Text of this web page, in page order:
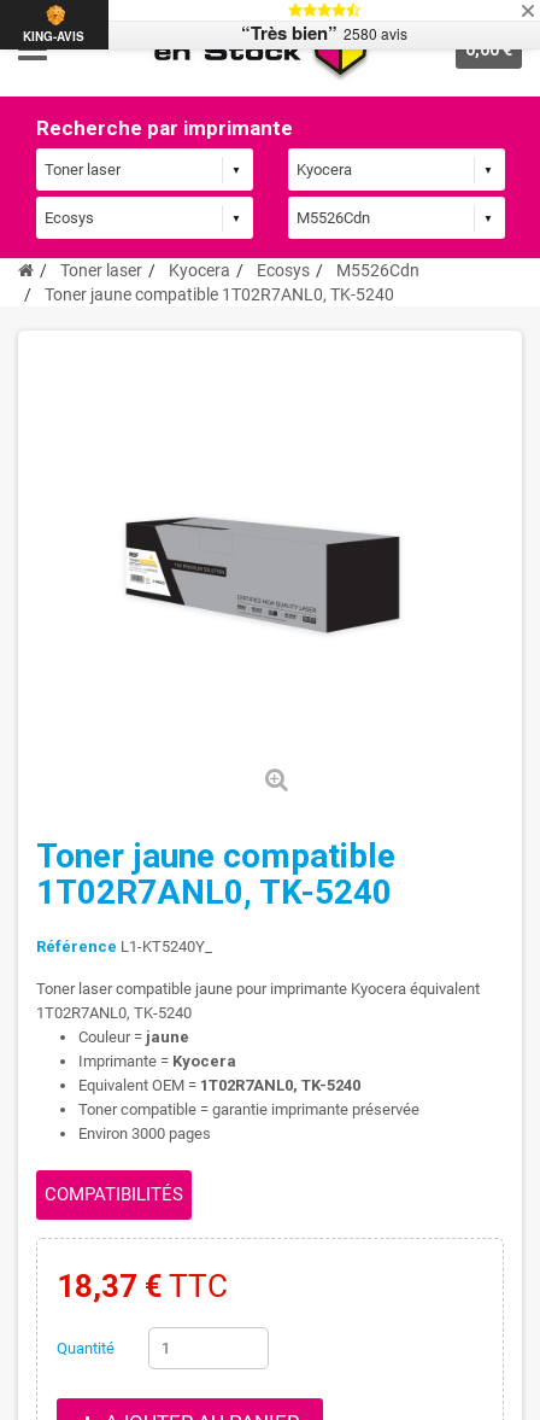
0,00 €
Recherche par imprimante
Toner laser Kyocera Ecosys
M5526Cdn
Toner jaune compatible 1T02R7ANL0, TK-5240
Toner jaune compatible
1T02R7ANL0, TK-5240
Référence L1-KT5240Y_
Toner laser compatible jaune pour imprimante Kyocera équivalent
1T02R7ANL0, TK-5240
Couleur = jaune
Imprimante = Kyocera
Equivalent OEM = 1T02R7ANL0, TK-5240
Toner compatible = garantie imprimante préservée
Environ 3000 pages
COMPATIBILITÉS
18,37 € TTC
Quantité
KING-AVIS “Très bien” 2580 avis